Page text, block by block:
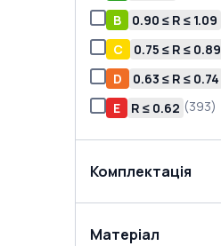
B
0.90 ≤ R ≤ 1.09
C
0.75 ≤ R ≤ 0.89
D
0.63 ≤ R ≤ 0.74
E
R ≤ 0.62 (393)
Комплектація
Матеріал